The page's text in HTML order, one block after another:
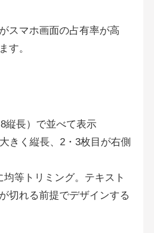
スマホ画面の占有率が高
す。
縦長）で並べて表示
きく縦長、2・3枚目が右側
等トリミング。テキスト
切れる前提でデザインする